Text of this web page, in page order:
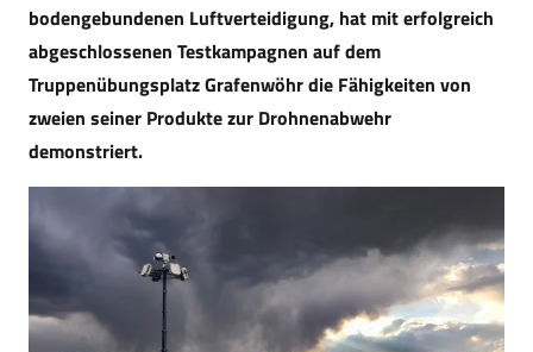
bodengebundenen Luftverteidigung, hat mit erfolgreich
abgeschlossenen Testkampagnen auf dem
Truppenübungsplatz Grafenwöhr die Fähigkeiten von
zweien seiner Produkte zur Drohnenabwehr
demonstriert.